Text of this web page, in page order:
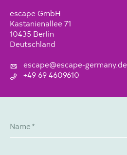
escape GmbH
Kastanienallee 71
10435 Berlin
Deutschland
escape@escape-germany.de
+49 69 4609610
Name *